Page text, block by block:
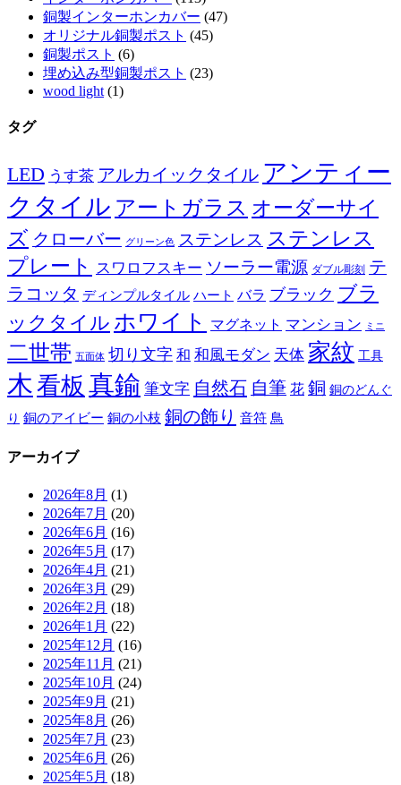
銅製インターホンカバー (47)
オリジナル銅製ポスト (45)
銅製ポスト (6)
埋め込み型銅製ポスト (23)
wood light (1)
タグ
LED うす茶 アルカイックタイル アンティー
クタイル アートガラス オーダーサイ
ズ クローバー グリーン色 ステンレス ステンレス
プレート スワロフスキー ソーラー電源 ダブル彫刻 テ
ラコッタ ディンプルタイル ハート バラ ブラック ブラ
ックタイル ホワイト マグネット マンション ミニ
二世帯 五面体 切り文字 和 和風モダン 天体 家紋 工具
木看板 真鍮 筆文字 自然石 自筆 花 銅 銅のどんぐ
り 銅のアイビー 銅の小枝 銅の飾り 音符 鳥
アーカイブ
2026年8月 (1)
2026年7月 (20)
2026年6月 (16)
2026年5月 (17)
2026年4月 (21)
2026年3月 (29)
2026年2月 (18)
2026年1月 (22)
2025年12月 (16)
2025年11月 (21)
2025年10月 (24)
2025年9月 (21)
2025年8月 (26)
2025年7月 (23)
2025年6月 (26)
2025年5月 (18)